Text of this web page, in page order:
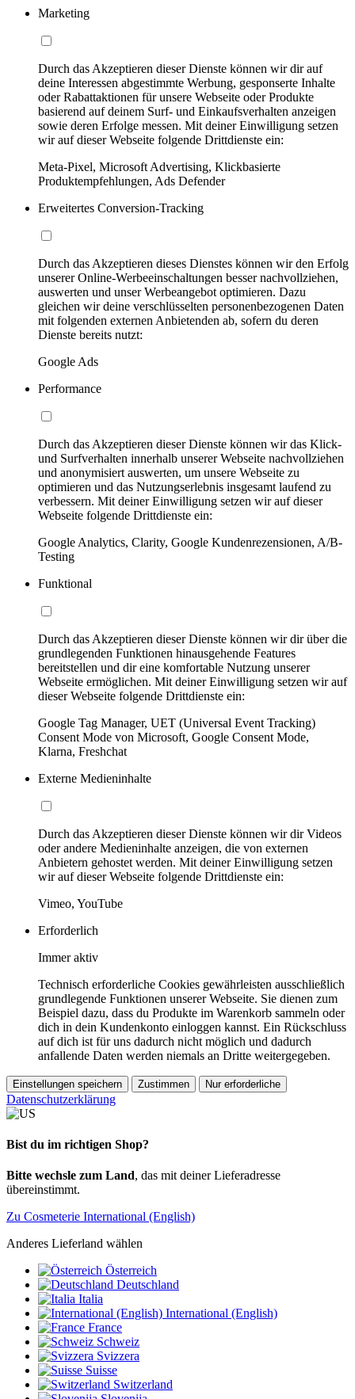
Marketing
Durch das Akzeptieren dieser Dienste können wir dir auf
deine Interessen abgestimmte Werbung, gesponserte Inhalte
oder Rabattaktionen für unsere Webseite oder Produkte
basierend auf deinem Surf- und Einkaufsverhalten anzeigen
sowie deren Erfolge messen. Mit deiner Einwilligung setzen
wir auf dieser Webseite folgende Drittdienste ein:
Meta-Pixel, Microsoft Advertising, Klickbasierte
Produktempfehlungen, Ads Defender
Erweitertes Conversion-Tracking
Durch das Akzeptieren dieses Dienstes können wir den Erfolg
unserer Online-Werbeeinschaltungen besser nachvollziehen,
auswerten und unser Werbeangebot optimieren. Dazu
gleichen wir deine verschlüsselten personenbezogenen Daten
mit folgenden externen Anbietenden ab, sofern du deren
Dienste bereits nutzt:
Google Ads
Performance
Durch das Akzeptieren dieser Dienste können wir das Klick-
und Surfverhalten innerhalb unserer Webseite nachvollziehen
und anonymisiert auswerten, um unsere Webseite zu
optimieren und das Nutzungserlebnis insgesamt laufend zu
verbessern. Mit deiner Einwilligung setzen wir auf dieser
Webseite folgende Drittdienste ein:
Google Analytics, Clarity, Google Kundenrezensionen, A/B-
Testing
Funktional
Durch das Akzeptieren dieser Dienste können wir dir über die
grundlegenden Funktionen hinausgehende Features
bereitstellen und dir eine komfortable Nutzung unserer
Webseite ermöglichen. Mit deiner Einwilligung setzen wir auf
dieser Webseite folgende Drittdienste ein:
Google Tag Manager, UET (Universal Event Tracking)
Consent Mode von Microsoft, Google Consent Mode,
Klarna, Freshchat
Externe Medieninhalte
Durch das Akzeptieren dieser Dienste können wir dir Videos
oder andere Medieninhalte anzeigen, die von externen
Anbietern gehostet werden. Mit deiner Einwilligung setzen
wir auf dieser Webseite folgende Drittdienste ein:
Vimeo, YouTube
Erforderlich
Immer aktiv
Technisch erforderliche Cookies gewährleisten ausschließlich
grundlegende Funktionen unserer Webseite. Sie dienen zum
Beispiel dazu, dass du Produkte im Warenkorb sammeln oder
dich in dein Kundenkonto einloggen kannst. Ein Rückschluss
auf dich ist für uns dadurch nicht möglich und dadurch
anfallende Daten werden niemals an Dritte weitergegeben.
Einstellungen speichern Zustimmen Nur erforderliche
Datenschutzerklärung
Bist du im richtigen Shop?
Bitte wechsle zum Land, das mit deiner Lieferadresse
übereinstimmt.
Zu Cosmeterie International (English)
Anderes Lieferland wählen
Österreich
Deutschland
Italia
International (English)
France
Schweiz
Svizzera
Suisse
Switzerland